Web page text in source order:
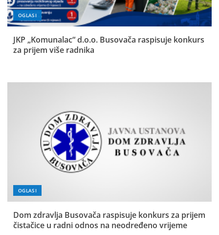
OGLASI
JKP „Komunalac“ d.o.o. Busovača raspisuje konkurs
za prijem više radnika
OGLASI
Dom zdravlja Busovača raspisuje konkurs za prijem
čistačice u radni odnos na neodređeno vrijeme